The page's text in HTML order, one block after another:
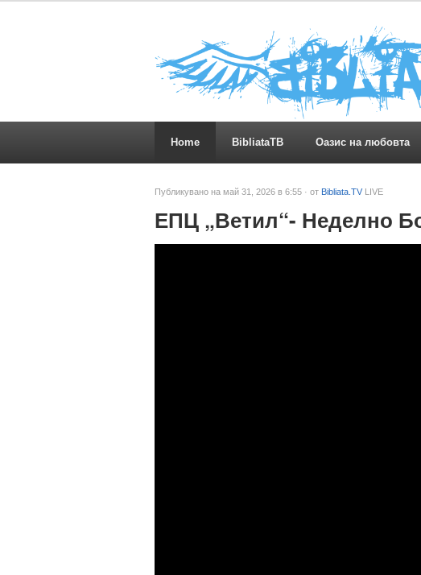
Home BibliataTB Оазис на любовта
Публикувано на май 31, 2026 в 6:55 · от Bibliata.TV LIVE
ЕПЦ „Ветил“- Неделно